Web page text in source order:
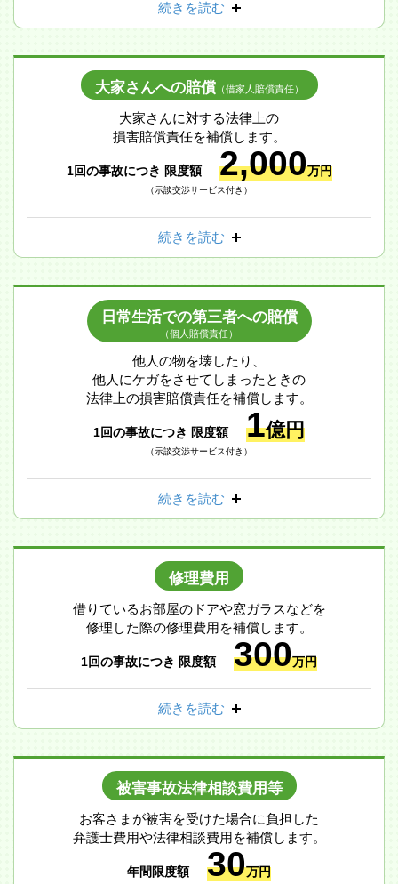
続きを読む
大家さんへの賠償（借家人賠償責任）
大家さんに対する法律上の
損害賠償責任を補償します。
1回の事故につき 限度額 2,000万円
（示談交渉サービス付き）
続きを読む
日常生活での第三者への賠償
（個人賠償責任）
他人の物を壊したり、
他人にケガをさせてしまったときの
法律上の損害賠償責任を補償します。
1回の事故につき 限度額 1億円
（示談交渉サービス付き）
続きを読む
修理費用
借りているお部屋のドアや窓ガラスなどを
修理した際の修理費用を補償します。
1回の事故につき 限度額 300万円
続きを読む
被害事故法律相談費用等
お客さまが被害を受けた場合に負担した
弁護士費用や法律相談費用を補償します。
年間限度額 30万円